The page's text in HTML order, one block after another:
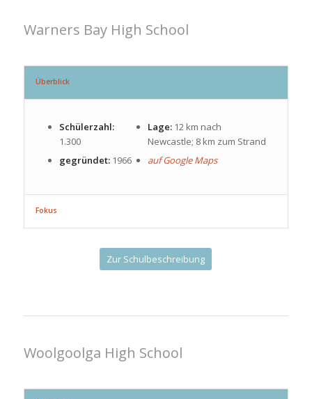
Warners Bay High School
Überblick
Schülerzahl:
1.300
gegründet:1966
Lage: 12 km nach
Newcastle; 8 km zum Strand
auf Google Maps
Fokus
Zur Schulbeschreibung
Woolgoolga High School